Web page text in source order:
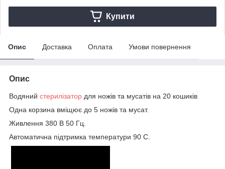
Купити
Опис Доставка Оплата Умови повернення
Опис
Водяний стерилізатор для ножів та мусатів на 20 кошиків
Одна корзина вміщює до 5 ножів та мусат.
Живлення 380 В 50 Гц.
Автоматична підтримка температури 90 С.